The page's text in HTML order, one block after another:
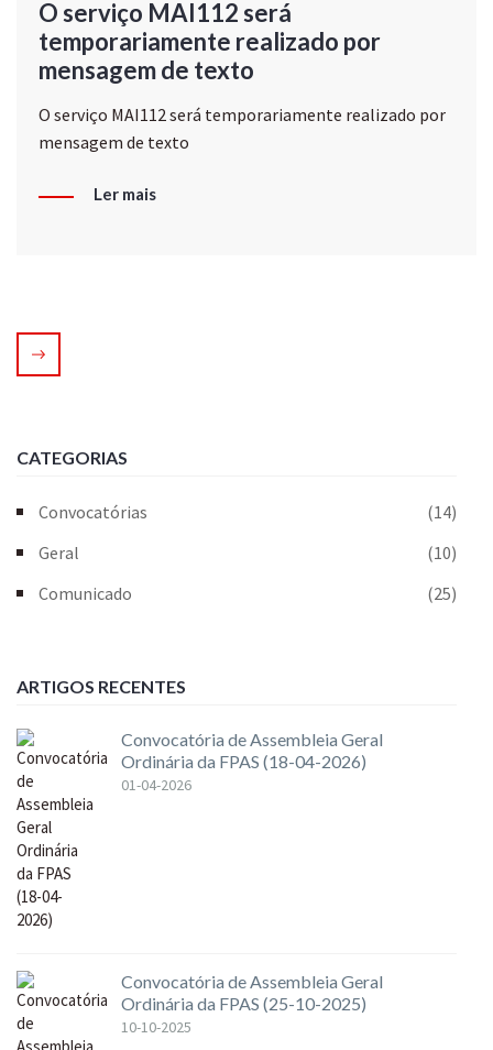
O serviço MAI112 será
temporariamente realizado por
mensagem de texto
O serviço MAI112 será temporariamente realizado por
mensagem de texto
Ler mais
CATEGORIAS
Convocatórias
(14)
Geral
(10)
Comunicado
(25)
ARTIGOS RECENTES
Convocatória de Assembleia Geral
Ordinária da FPAS (18-04-2026)
01-04-2026
Convocatória de Assembleia Geral
Ordinária da FPAS (25-10-2025)
10-10-2025